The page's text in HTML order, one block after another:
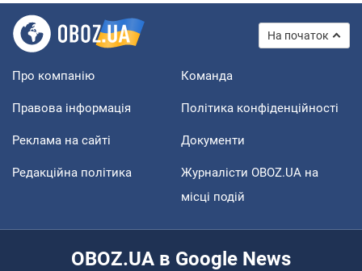
На початок
Про компанію Команда
Правова інформація Політика конфіденційності
Реклама на сайті Документи
Редакційна політика
Журналісти OBOZ.UA на
місці подій
OBOZ.UA в Google News